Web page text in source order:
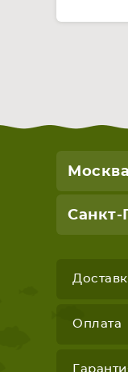
Москва
Санкт-
Оплата